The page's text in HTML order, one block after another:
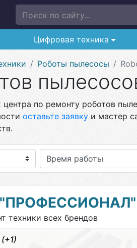
Поиск по сайту...
Цифровая техника
Роботы пылесосы
по ремонту роботов
оставьте заявку и мастер
техники всех брендов
(+1)